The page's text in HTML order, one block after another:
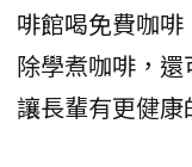
啡館喝免費咖
除學煮咖啡，還
讓長輩有更健康